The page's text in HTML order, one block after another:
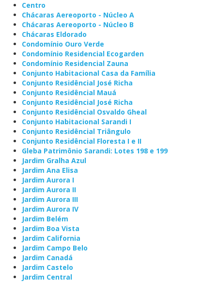
Centro
Chácaras Aereoporto - Núcleo A
Chácaras Aereoporto - Núcleo B
Chácaras Eldorado
Condomínio Ouro Verde
Condomínio Residencial Ecogarden
Condomínio Residencial Zauna
Conjunto Habitacional Casa da Família
Conjunto Residêncial José Richa
Conjunto Residêncial Mauá
Conjunto Residêncial José Richa
Conjunto Residêncial Osvaldo Gheal
Conjunto Habitacional Sarandi I
Conjunto Residêncial Triângulo
Conjunto Residêncial Floresta I e II
Gleba Patrimônio Sarandi: Lotes 198 e 199
Jardim Gralha Azul
Jardim Ana Elisa
Jardim Aurora I
Jardim Aurora II
Jardim Aurora III
Jardim Aurora IV
Jardim Belém
Jardim Boa Vista
Jardim California
Jardim Campo Belo
Jardim Canadá
Jardim Castelo
Jardim Central